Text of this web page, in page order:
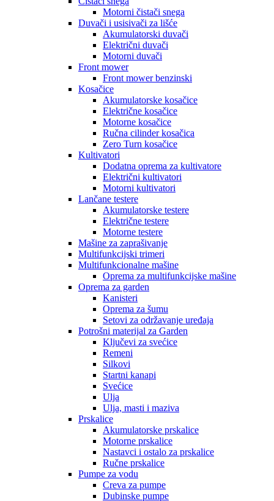
Motorni čistači snega
Duvači i usisivači za lišće
Akumulatorski duvači
Električni duvači
Motorni duvači
Front mower
Front mower benzinski
Kosačice
Akumulatorske kosačice
Električne kosačice
Motorne kosačice
Ručna cilinder kosačica
Zero Turn kosačice
Kultivatori
Dodatna oprema za kultivatore
Električni kultivatori
Motorni kultivatori
Lančane testere
Akumulatorske testere
Električne testere
Motorne testere
Mašine za zaprašivanje
Multifunkcijski trimeri
Multifunkcionalne mašine
Oprema za multifunkcijske mašine
Oprema za garden
Kanisteri
Oprema za šumu
Setovi za održavanje uređaja
Potrošni materijal za Garden
Ključevi za svećice
Remeni
Silkovi
Startni kanapi
Svećice
Ulja
Ulja, masti i maziva
Prskalice
Akumulatorske prskalice
Motorne prskalice
Nastavci i ostalo za prskalice
Ručne prskalice
Pumpe za vodu
Creva za pumpe
Dubinske pumpe